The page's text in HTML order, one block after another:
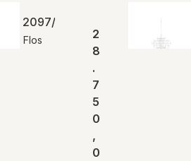
2097/50 (clear bulbs)
Flos
2
8
.
7
5
0
,
0